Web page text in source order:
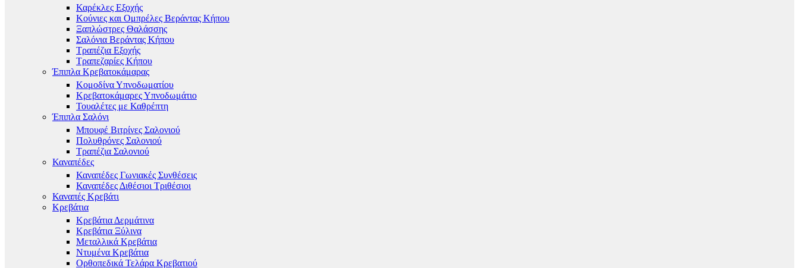
Καρέκλες Εξοχής
Κούνιες και Ομπρέλες Βεράντας Κήπου
Ξαπλώστρες Θαλάσσης
Σαλόνια Βεράντας Κήπου
Τραπέζια Εξοχής
Τραπεζαρίες Κήπου
Έπιπλα Κρεβατοκάμαρας
Κομοδίνα Υπνοδωματίου
Κρεβατοκάμαρες Υπνοδωμάτιο
Τουαλέτες με Καθρέπτη
Έπιπλα Σαλόνι
Μπουφέ Βιτρίνες Σαλονιού
Πολυθρόνες Σαλονιού
Τραπέζια Σαλονιού
Καναπέδες
Καναπέδες Γωνιακές Συνθέσεις
Καναπέδες Διθέσιοι Τριθέσιοι
Καναπές Κρεβάτι
Κρεβάτια
Κρεβάτια Δερμάτινα
Κρεβάτια Ξύλινα
Μεταλλικά Κρεβάτια
Ντυμένα Κρεβάτια
Ορθοπεδικά Τελάρα Κρεβατιού